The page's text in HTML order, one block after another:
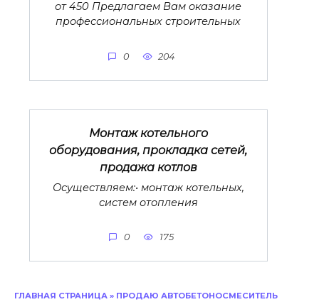
ГЛАВНАЯ СТРАНИЦА » ПРОДАЮ АВТОБЕТОНОСМЕСИТЕЛЬ
от 450 Предлагаем Вам оказание
профессиональных строительных
0 204
Монтаж котельного
оборудования, прокладка сетей,
продажа котлов
Осуществляем:• монтаж котельных,
систем отопления
0 175